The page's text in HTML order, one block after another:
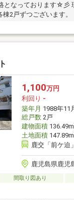
となっております☆彡
2戸ずつございます。
1,100万円
利回り -
築年月 1988年11
総戸数2戸
建物面積136.49m
土地面積147.89m
鹿交「前ケ迫
鹿児島県鹿児
間取り図あり